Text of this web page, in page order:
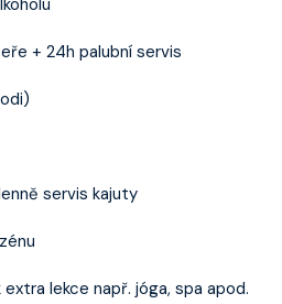
+ 24h palubní servis
servis kajuty
lekce např. jóga, spa apod.